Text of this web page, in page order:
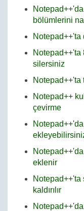
bölümlerini
Notepad++'ta
Notepad++'ta
silersiniz
Notepad++'ta
Notepad++
çevirme
Notepad++'da
Notepad++'da
eklenir
Notepad++'ta
kaldırılır
Notepad++'da